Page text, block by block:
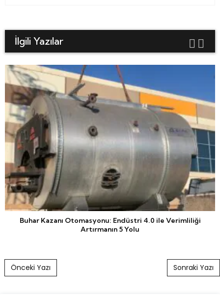
İlgili Yazılar
Buhar Kazanı Otomasyonu: Endüstri 4.0 ile Verimliliği
Artırmanın 5 Yolu
Post navigation
Önceki Yazı Sonraki Yazı